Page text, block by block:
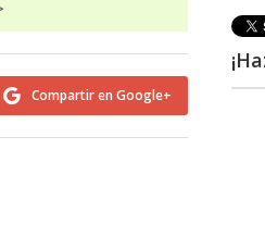
Compartir en Google+